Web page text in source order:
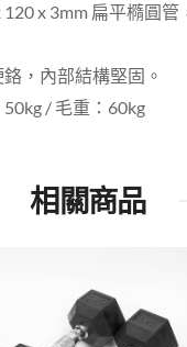
120 x 3mm 扁平橢圓
鉻，內部結構堅固。
50kg / 毛重：60kg
相關商品